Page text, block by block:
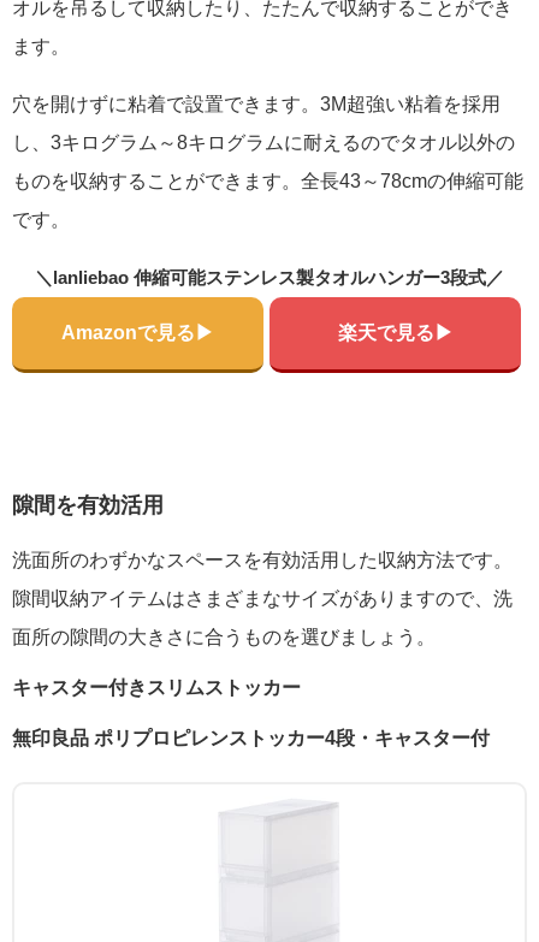
オルを吊るして収納したり、たたんで収納することができ
ます。
穴を開けずに粘着で設置できます。3M超強い粘着を採用
し、3キログラム～8キログラムに耐えるのでタオル以外の
ものを収納することができます。全長43～78cmの伸縮可能
です。
＼lanliebao 伸縮可能ステンレス製タオルハンガー3段式／
Amazonで見る▶ 楽天で見る▶
隙間を有効活用
洗面所のわずかなスペースを有効活用した収納方法です。
隙間収納アイテムはさまざまなサイズがありますので、洗
面所の隙間の大きさに合うものを選びましょう。
キャスター付きスリムストッカー
無印良品 ポリプロピレンストッカー4段・キャスター付